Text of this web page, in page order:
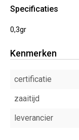
Specificaties
0,3gr
Kenmerken
certificatie
zaaitijd
leverancier